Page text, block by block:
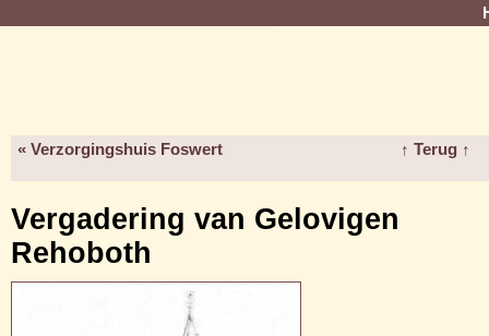
« Verzorgingshuis Foswert ↑ Terug ↑
Vergadering van Gelovigen
Rehoboth